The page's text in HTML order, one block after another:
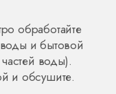
обработайте
и бытовой
воды).
и обсушите.